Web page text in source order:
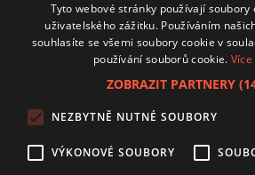
Přihlášením k newsletteru vyjadřujete svůj
zpracování osobních údajů.
Zásady používání souborů cookies
Autoři
Tyto webové stránky používají soubory
uživatelského zážitku. Používáním
souhlasíte se všemi soubory cookie v
používání souborů cookie.
ZOBRAZIT PARTNERY
NEZBYTNĚ NUTNÉ SOUBORY
VÝKONOVÉ SOUBORY